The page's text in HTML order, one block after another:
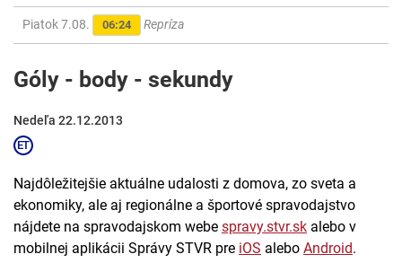
Piatok 7.08. 06:24 Repríza
Góly - body - sekundy
Nedeľa 22.12.2013
Najdôležitejšie aktuálne udalosti z domova, zo sveta a
ekonomiky, ale aj regionálne a športové spravodajstvo
nájdete na spravodajskom webe spravy.stvr.sk alebo v
mobilnej aplikácii Správy STVR pre iOS alebo Android.